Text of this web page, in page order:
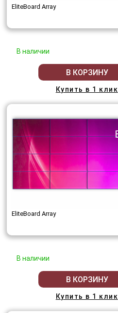
EliteBoard Array
В наличии
В КОРЗИНУ
Купить в 1 клик
EliteBoard Array
В наличии
В КОРЗИНУ
Купить в 1 клик